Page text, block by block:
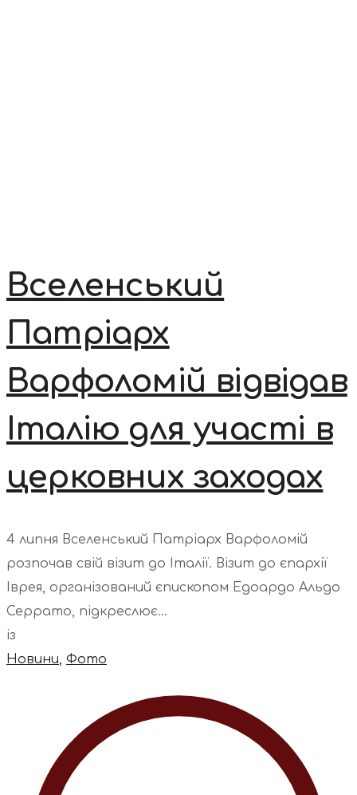
Вселенський
Патріарх
Варфоломій відвідав
Італію для участі в
церковних заходах
4 липня Вселенський Патріарх Варфоломій
розпочав свій візит до Італії. Візит до єпархії
Іврея, організований єпископом Едоардо Альдо
Серрато, підкреслює...
із
Новини, Фото